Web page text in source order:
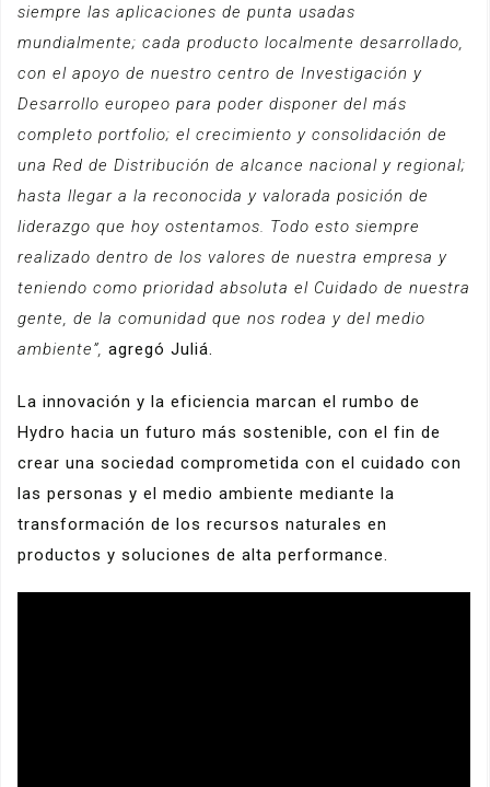
siempre las aplicaciones de punta usadas
mundialmente; cada producto localmente desarrollado,
con el apoyo de nuestro centro de Investigación y
Desarrollo europeo para poder disponer del más
completo portfolio; el crecimiento y consolidación de
una Red de Distribución de alcance nacional y regional;
hasta llegar a la reconocida y valorada posición de
liderazgo que hoy ostentamos. Todo esto siempre
realizado dentro de los valores de nuestra empresa y
teniendo como prioridad absoluta el Cuidado de nuestra
gente, de la comunidad que nos rodea y del medio
ambiente”, agregó Juliá.
La innovación y la eficiencia marcan el rumbo de
Hydro hacia un futuro más sostenible, con el fin de
crear una sociedad comprometida con el cuidado con
las personas y el medio ambiente mediante la
transformación de los recursos naturales en
productos y soluciones de alta performance.